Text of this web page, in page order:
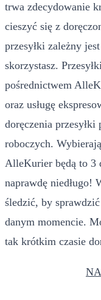
trwa zdecydowanie
cieszyć się z
przesyłki zależny
skorzystasz.
pośrednictwem
oraz usługę
doręczenia
roboczych.
AlleKurier będą to 3
naprawdę niedługo!
śledzić, by
danym momencie.
tak krótkim czasie